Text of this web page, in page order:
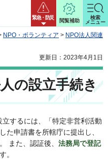
緊急・防災
閲覧補助
検索
メニュー
NPO・ボランティア > NPO法人関連
更新日：2023年4月1日
の設立手続き
するには、「特定非営利活動
た申請書を所轄庁に提出し、
また、認証後、 法務局で登記
。